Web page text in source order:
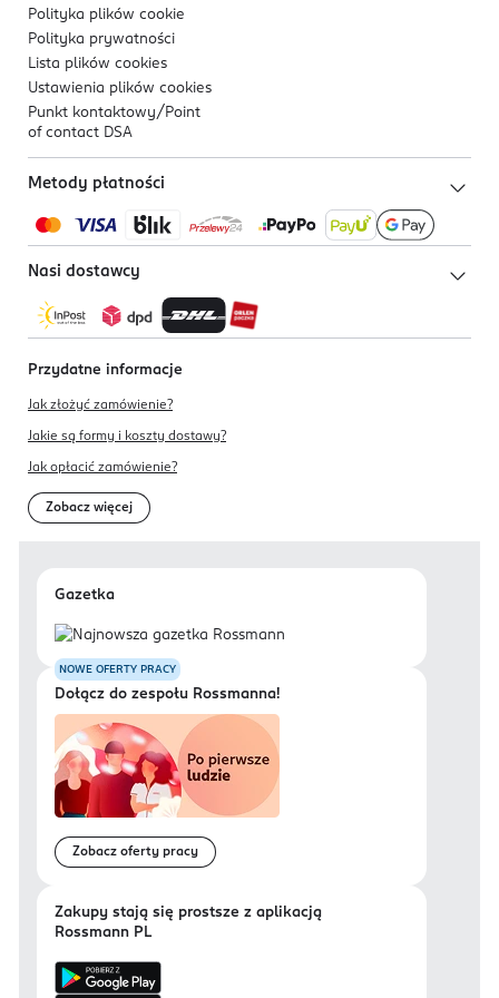
Polityka plików cookie
Polityka prywatności
Lista plików cookies
Ustawienia plików cookies
Punkt kontaktowy/ Point
of contact DSA
Metody płatności
Nasi dostawcy
Przydatne informacje
Jak złożyć zamówienie?
Jakie są formy i koszty dostawy?
Jak opłacić zamówienie?
Zobacz więcej
Gazetka
NOWE OFERTY PRACY
Dołącz do zespołu Rossmanna!
Zobacz oferty pracy
Zakupy stają się prostsze z aplikacją
Rossmann PL